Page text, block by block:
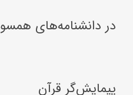
در دانشنامه‌های همسو
پیمایش‌گر قرآن